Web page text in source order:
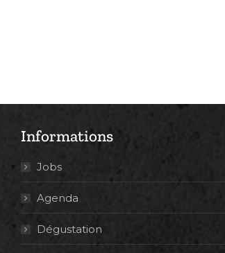
Informations
Jobs
Agenda
Dégustation